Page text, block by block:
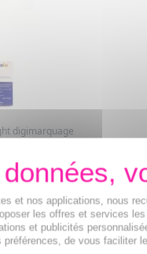
digimarquage
et nos applications, nous
les offres et services
et publicités
préférences, de vous faciliter